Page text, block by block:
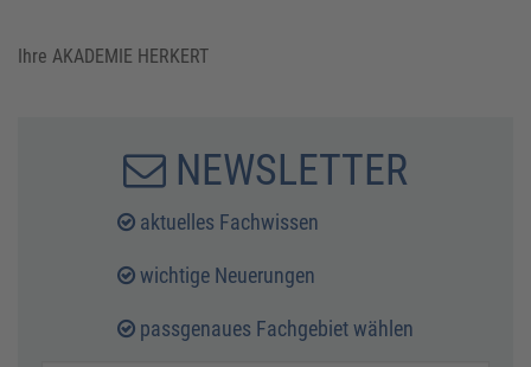
Ihre AKADEMIE HERKERT
NEWSLETTER
aktuelles Fachwissen
wichtige Neuerungen
passgenaues Fachgebiet wählen